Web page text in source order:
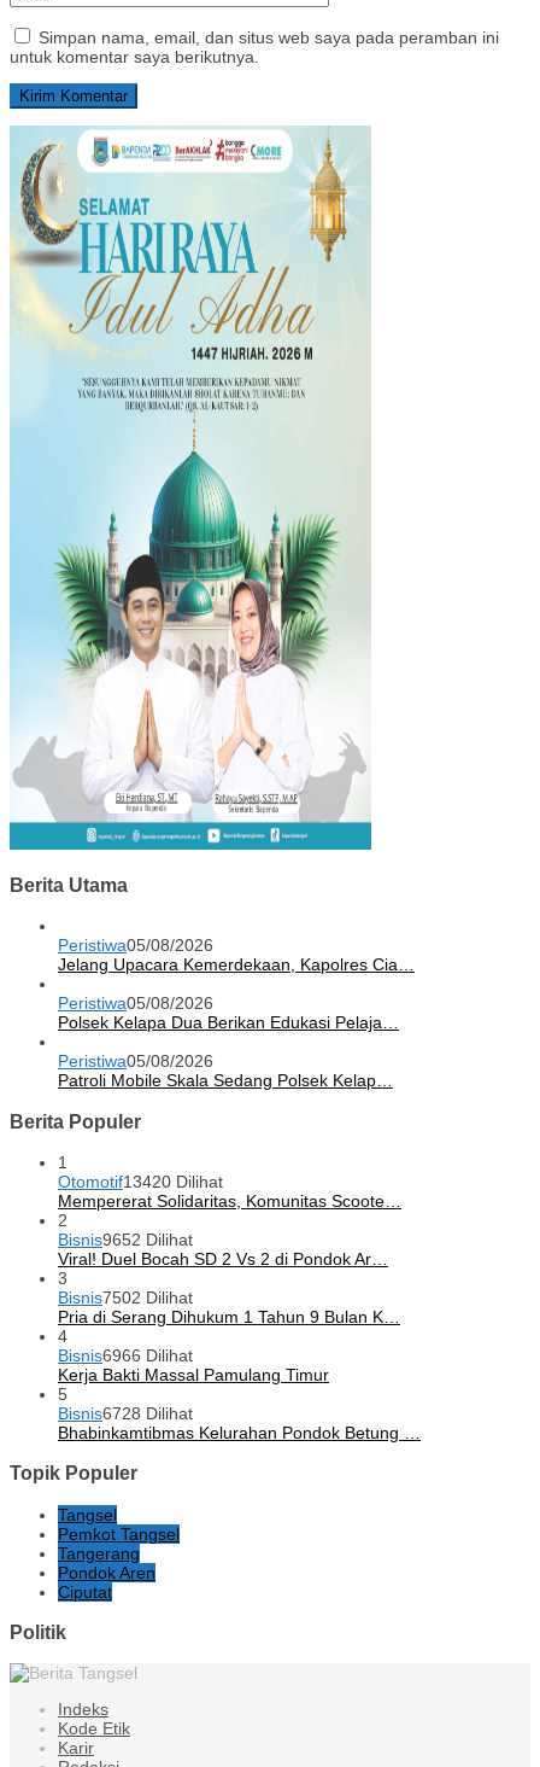
Simpan nama, email, dan situs web saya pada peramban ini
untuk komentar saya berikutnya.
Berita Utama
Peristiwa05/08/2026
Jelang Upacara Kemerdekaan, Kapolres Cia…
Peristiwa05/08/2026
Polsek Kelapa Dua Berikan Edukasi Pelaja…
Peristiwa05/08/2026
Patroli Mobile Skala Sedang Polsek Kelap…
Berita Populer
1
Otomotif13420 Dilihat
Mempererat Solidaritas, Komunitas Scoote…
2
Bisnis9652 Dilihat
Viral! Duel Bocah SD 2 Vs 2 di Pondok Ar…
3
Bisnis7502 Dilihat
Pria di Serang Dihukum 1 Tahun 9 Bulan K…
4
Bisnis6966 Dilihat
Kerja Bakti Massal Pamulang Timur
5
Bisnis6728 Dilihat
Bhabinkamtibmas Kelurahan Pondok Betung …
Topik Populer
Tangsel
Pemkot Tangsel
Tangerang
Pondok Aren
Ciputat
Politik
Indeks
Kode Etik
Karir